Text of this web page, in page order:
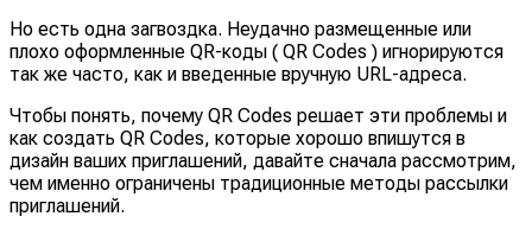
Но есть одна загвоздка. Неудачно размещенные или
плохо оформленные QR-коды ( QR Codes ) игнорируются
так же часто, как и введенные вручную URL-адреса.
Чтобы понять, почему QR Codes решает эти проблемы и
как создать QR Codes, которые хорошо впишутся в
дизайн ваших приглашений, давайте сначала рассмотрим,
чем именно ограничены традиционные методы рассылки
приглашений.